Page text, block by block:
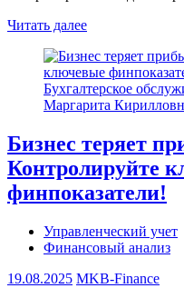
Читать далее
Бизнес теряет
Контролируйте
финпоказатели!
Управленческий учет
Финансовый анализ
19.08.2025 MKB-Finance